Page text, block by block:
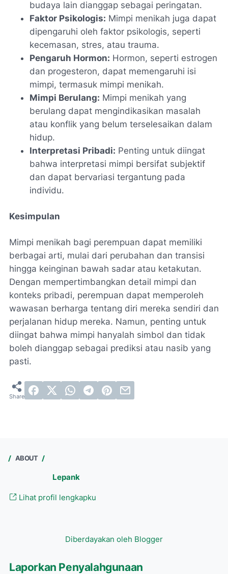
budaya lain dianggap sebagai peringatan.
Faktor Psikologis: Mimpi menikah juga dapat
dipengaruhi oleh faktor psikologis, seperti
kecemasan, stres, atau trauma.
Pengaruh Hormon: Hormon, seperti estrogen
dan progesteron, dapat memengaruhi isi
mimpi, termasuk mimpi menikah.
Mimpi Berulang: Mimpi menikah yang
berulang dapat mengindikasikan masalah
atau konflik yang belum terselesaikan dalam
hidup.
Interpretasi Pribadi: Penting untuk diingat
bahwa interpretasi mimpi bersifat subjektif
dan dapat bervariasi tergantung pada
individu.
Kesimpulan
Mimpi menikah bagi perempuan dapat memiliki
berbagai arti, mulai dari perubahan dan transisi
hingga keinginan bawah sadar atau ketakutan.
Dengan mempertimbangkan detail mimpi dan
konteks pribadi, perempuan dapat memperoleh
wawasan berharga tentang diri mereka sendiri dan
perjalanan hidup mereka. Namun, penting untuk
diingat bahwa mimpi hanyalah simbol dan tidak
boleh dianggap sebagai prediksi atau nasib yang
pasti.
ABOUT
Lepank
Lihat profil lengkapku
Diberdayakan oleh Blogger
Laporkan Penyalahgunaan